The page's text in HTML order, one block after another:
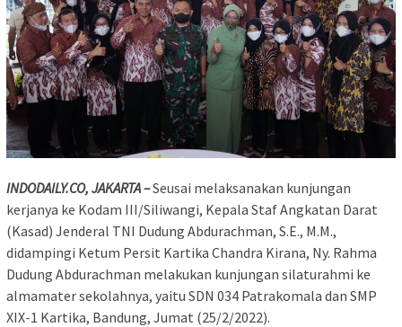
INDODAILY.CO, JAKARTA –Seusai melaksanakan kunjungan
kerjanya ke Kodam III/Siliwangi, Kepala Staf Angkatan Darat
(Kasad) Jenderal TNI Dudung Abdurachman, S.E., M.M.,
didampingi Ketum Persit Kartika Chandra Kirana, Ny. Rahma
Dudung Abdurachman melakukan kunjungan silaturahmi ke
almamater sekolahnya, yaitu SDN 034 Patrakomala dan SMP
XIX-1 Kartika, Bandung, Jumat (25/2/2022).